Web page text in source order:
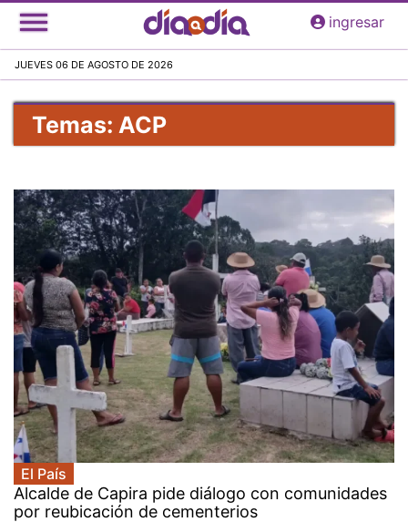
Pasar
al
principal
ingresar
JUEVES 06 DE AGOSTO DE 2026
Temas: ACP
El País
Alcalde de Capira pide diálogo con comunidades
por reubicación de cementerios